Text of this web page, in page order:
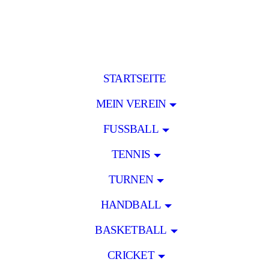
STARTSEITE
MEIN VEREIN
FUSSBALL
TENNIS
TURNEN
HANDBALL
BASKETBALL
CRICKET